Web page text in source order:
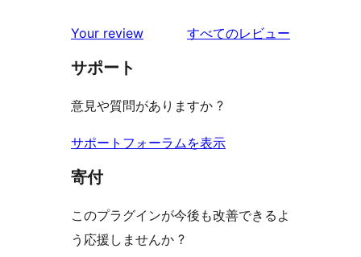
ー
ュ
ー
ビ
ュ
レ
ビ
ー
星
レ
ュ
ー
Your review すべてのレビュー
サポート
意見や質問がありますか ?
サポートフォーラムを表示
寄付
このプラグインが今後も改善できるよ
う応援しませんか ?